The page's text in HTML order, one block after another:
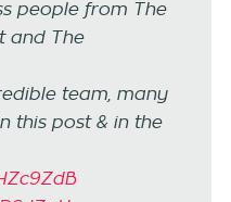
people from The
and The
team, many
this post & in the